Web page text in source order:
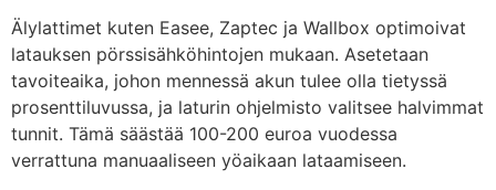
Älylattimet kuten Easee, Zaptec ja Wallbox optimoivat
latauksen pörssisähköhintojen mukaan. Asetetaan
tavoiteaika, johon mennessä akun tulee olla tietyssä
prosenttiluvussa, ja laturin ohjelmisto valitsee halvimmat
tunnit. Tämä säästää 100-200 euroa vuodessa
verrattuna manuaaliseen yöaikaan lataamiseen.